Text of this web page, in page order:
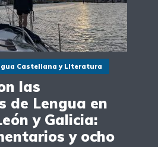
Castellana y Literatura
las
de Lengua en
y Galicia:
y ocho